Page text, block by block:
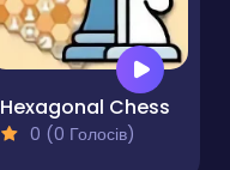
Hexagonal Chess
0 (0 Голосів)